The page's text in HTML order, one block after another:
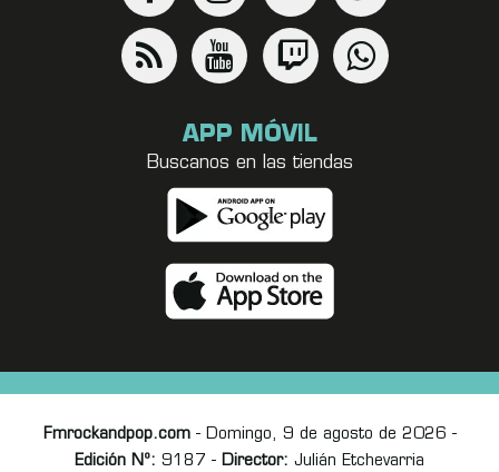
APP MÓVIL
Buscanos en las tiendas
Fmrockandpop.com- Domingo, 9 de agosto de 2026 -
Edición Nº: 9187 - Director: Julián Etchevarria